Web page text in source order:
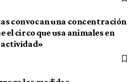
convocan una concentración
el circo que usa animales en